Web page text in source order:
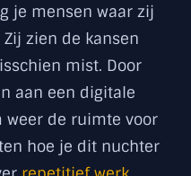
je mensen waar zij
zien de kansen
mist. Door
aan een digitale
weer de ruimte voor
hoe je dit nuchter